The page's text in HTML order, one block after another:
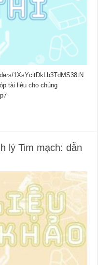
1XsYcitDkLb3TdMS38tN
tài liệu cho chúng
lý Tim mạch: dẫn